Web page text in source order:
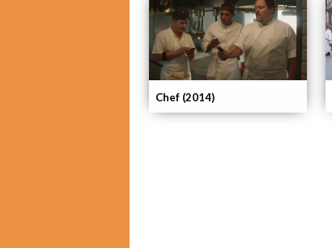
Chef (2014)